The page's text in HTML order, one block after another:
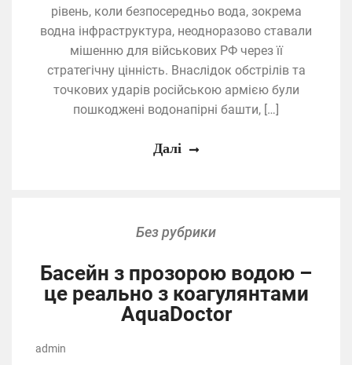
рівень, коли безпосередньо вода, зокрема
водна інфраструктура, неодноразово ставали
мішенню для військових РФ через її
стратегічну цінність. Внаслідок обстрілів та
точкових ударів російською армією були
пошкоджені водонапірні башти, […]
Далі
Без рубрики
Басейн з прозорою водою –
це реально з коагулянтами
AquaDoctor
admin